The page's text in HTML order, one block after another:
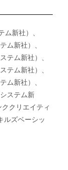
ム新社）、
ム新社）、
テム新社）、
テム新社）、
ム新社）、
ステム新
クリエイティ
ルズベーシッ